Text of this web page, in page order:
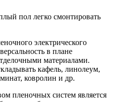
пол легко смонтировать
электрического
в плане
материалами.
кафель, линолеум,
ковролин и др.
пленочных систем является